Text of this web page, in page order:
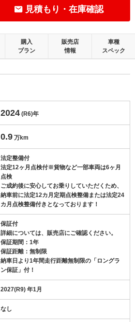
見積もり・在庫確認
購入
プラン
販売店
情報
車種
スペック
2024 (R6)年
0.9 万km
法定整備付
法定12ヶ月点検付※貨物など一部車両は6ヶ月
点検
ご成約後に安心してお乗りしていただくため、
納車前に法定12カ月定期点検整備または法定24
カ月点検整備付きとなっております！
保証付
詳細については、販売店にご確認ください。
保証期間：1年
保証距離：無制限
納車日より1年間走行距離無制限の「ロングラ
ン保証」付！
2027(R9) 年1月
なし